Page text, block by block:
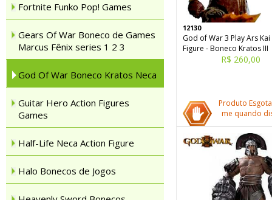
Fortnite Funko Pop! Games
Gears Of War Boneco de Games
Marcus Fênix series 1 2 3
God Of War Boneco Kratos Neca
Guitar Hero Action Figures
Games
Half-Life Neca Action Figure
Halo Bonecos de Jogos
12130
God of War 3 Play Ars
Figure - Boneco Kratos III
R$ 260,00
Produto
me quando